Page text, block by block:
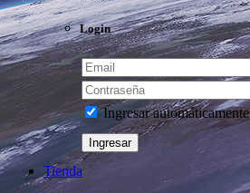
Login
Ingresar automáticamente
Tienda